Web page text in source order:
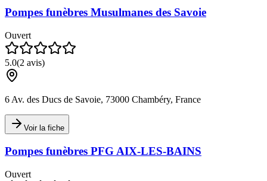
Pompes funèbres Musulmanes des Savoie
Ouvert
5.0(2 avis)
6 Av. des Ducs de Savoie, 73000 Chambéry, France
Voir la fiche
Pompes funèbres PFG AIX-LES-BAINS
Ouvert